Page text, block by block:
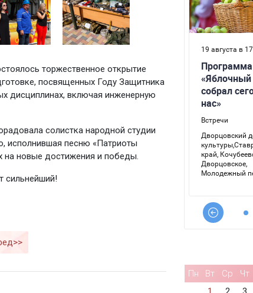
торжественное открытие
посвященных Году Защитника
дисциплинах, включая инженерную
солистка народной студии
исполнившая песню «Патриоты
на новые достижения и победы.
сильнейший!
Пн Вт Ср Чт